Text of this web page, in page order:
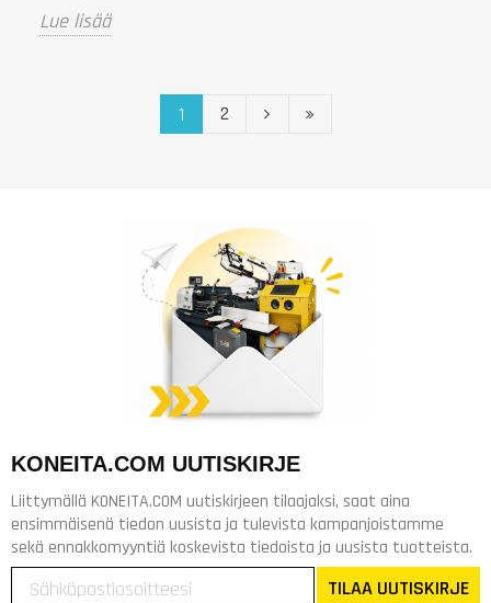
Lue lisää
1 2
KONEITA.COM UUTISKIRJE
Liittymällä KONEITA.COM uutiskirjeen tilaajaksi, saat aina
ensimmäisenä tiedon uusista ja tulevista kampanjoistamme
sekä ennakkomyyntiä koskevista tiedoista ja uusista tuotteista.
TILAA UUTISKIRJE